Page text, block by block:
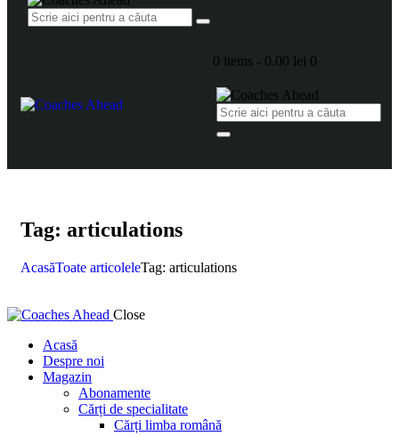
0 items - 0.00 lei 0
Tag: articulations
AcasăToate articoleleTag: articulations
Close
Acasă
Despre noi
Magazin
Abonamente
Cărți de specialitate
Cărți limba română